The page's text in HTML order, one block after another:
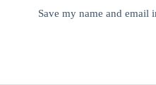
Save my name and email